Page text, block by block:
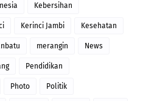
Kebersihan
Kerinci Jambi Kesehatan
merangin News
Pendidikan
Photo Politik